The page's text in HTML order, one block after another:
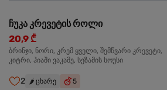
ჩუკა კრევეტის როლი
20,9 ₾
ბრინჯი, ნორი, კრემ ყველი, შემწვარი კრევეტი,
კიტრი, ჰიაში ვაკამე, სეზამის სოუსი
2 🌶️ ცხარე 5